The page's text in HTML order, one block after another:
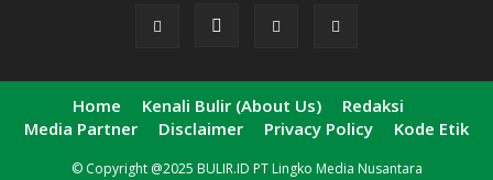
Home Kenali Bulir (About Us)
Redaksi
Media Partner
Disclaimer Privacy Policy Kode Etik
© Copyright @2025 BULIR.ID PT Lingko Media Nusantara